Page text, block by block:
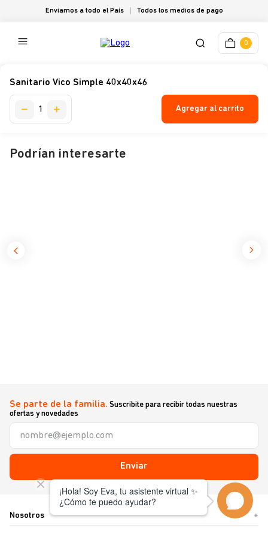
Enviamos a todo el País Todos los medios de pago
0
Sanitario Vico Simple 40x40x46
Agregar al carrito
Podrían interesarte
Se parte de la familia. Suscribite para recibir todas nuestras
ofertas y novedades
Enviar
Nosotros +